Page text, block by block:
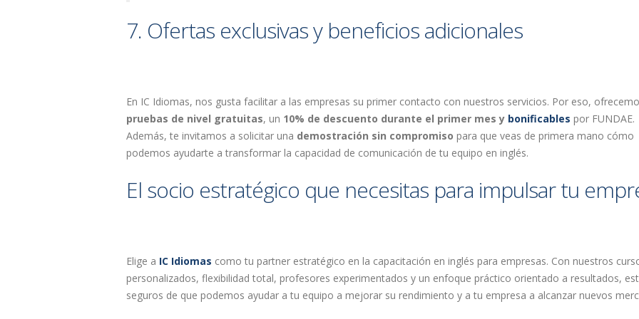
7. Ofertas exclusivas y beneficios adicionales
En IC Idiomas, nos gusta facilitar a las empresas su primer contacto con nuestros servicios. Por eso,
pruebas de nivel gratuitas, un 10% de descuento durante el primer mes y bonificables por FUNDAE.
Además, te invitamos a solicitar una demostración sin compromiso para que veas de primera mano cómo
podemos ayudarte a transformar la capacidad de comunicación de tu equipo en inglés.
El socio estratégico que necesitas para impulsar tu
Elige a IC Idiomas como tu partner estratégico en la capacitación en inglés para empresas. Con nuestros
personalizados, flexibilidad total, profesores experimentados y un enfoque práctico orientado a resultados,
seguros de que podemos ayudar a tu equipo a mejorar su rendimiento y a tu empresa a alcanzar nuevos